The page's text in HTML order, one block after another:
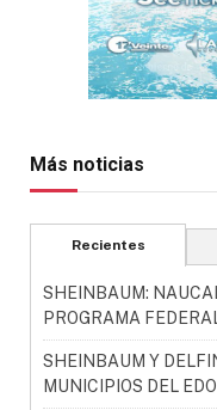
Más noticias
Recientes
SHEINBAUM:
PROGRAMA
SHEINBAUM Y
MUNICIPIOS DEL